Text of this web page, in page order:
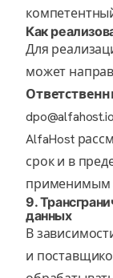
Как
Для
может
dpo@alfahost.io
AlfaHost
срок и в
применимым
9.
данных
В
и